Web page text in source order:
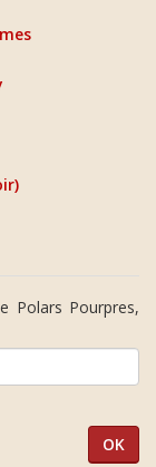
Polars Pourpres,